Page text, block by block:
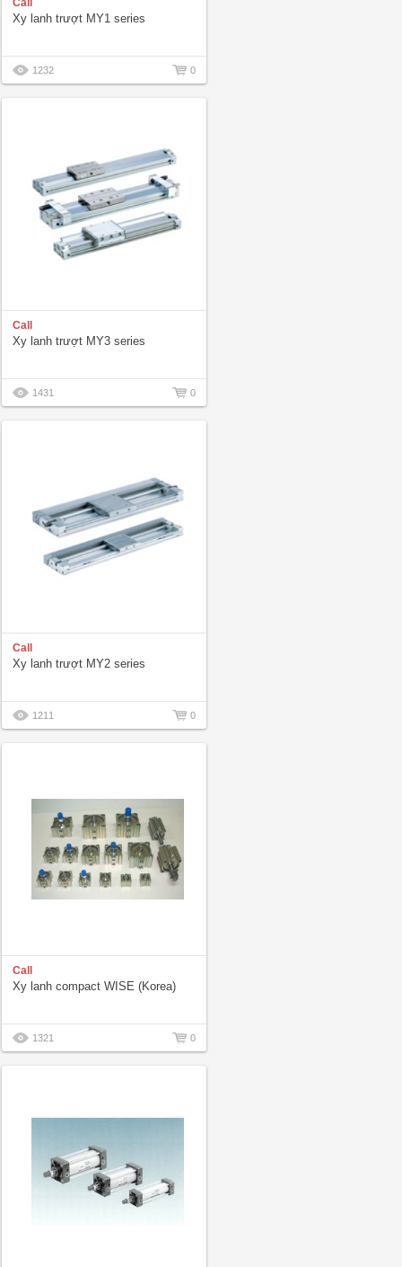
Call
Xy lanh trượt MY1 series
1232 0
Call
Xy lanh trượt MY3 series
1431 0
Call
Xy lanh trượt MY2 series
1211 0
Call
Xy lanh compact WISE (Korea)
1321 0